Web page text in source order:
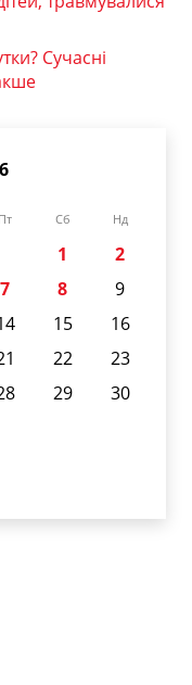
Сучасні
Пт Сб Нд
1
2
7 8
9
15
16
22
23
29
30